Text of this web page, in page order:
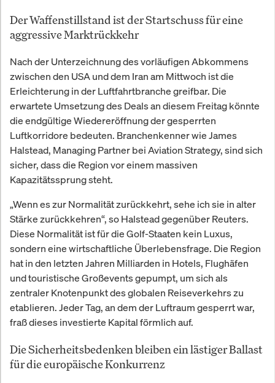
Der Waffenstillstand ist der Startschuss für eine
aggressive Marktrückkehr
Nach der Unterzeichnung des vorläufigen Abkommens
zwischen den USA und dem Iran am Mittwoch ist die
Erleichterung in der Luftfahrtbranche greifbar. Die
erwartete Umsetzung des Deals an diesem Freitag könnte
die endgültige Wiedereröffnung der gesperrten
Luftkorridore bedeuten. Branchenkenner wie James
Halstead, Managing Partner bei Aviation Strategy, sind sich
sicher, dass die Region vor einem massiven
Kapazitätssprung steht.
„Wenn es zur Normalität zurückkehrt, sehe ich sie in alter
Stärke zurückkehren“, so Halstead gegenüber Reuters.
Diese Normalität ist für die Golf-Staaten kein Luxus,
sondern eine wirtschaftliche Überlebensfrage. Die Region
hat in den letzten Jahren Milliarden in Hotels, Flughäfen
und touristische Großevents gepumpt, um sich als
zentraler Knotenpunkt des globalen Reiseverkehrs zu
etablieren. Jeder Tag, an dem der Luftraum gesperrt war,
fraß dieses investierte Kapital förmlich auf.
Die Sicherheitsbedenken bleiben ein lästiger Ballast
für die europäische Konkurrenz